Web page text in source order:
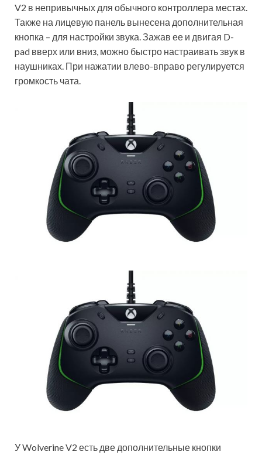
V2 в непривычных для обычного контроллера местах.
Также на лицевую панель вынесена дополнительная
кнопка – для настройки звука. Зажав ее и двигая D-
pad вверх или вниз, можно быстро настраивать звук в
наушниках. При нажатии влево-вправо регулируется
громкость чата.
У Wolverine V2 есть две дополнительные кнопки